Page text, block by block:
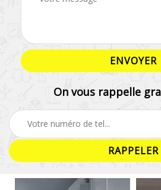
On vous rappelle